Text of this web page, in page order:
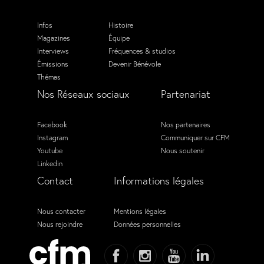
Infos
Magazines
Interviews
Émissions
Thémas
Histoire
Équipe
Fréquences & studios
Devenir Bénévole
Nos Réseaux sociaux
Facebook
Instagram
Youtube
Linkedin
Partenariat
Nos partenaires
Communiquer sur CFM
Nous soutenir
Contact
Nous contacter
Nous rejoindre
Informations légales
Mentions légales
Données personnelles